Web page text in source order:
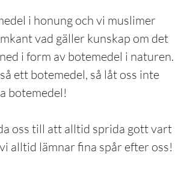
i honung och vi muslimer
vad gäller kunskap om det
i form av botemedel i naturen.
ett botemedel, så låt oss inte
botemedel!
oss till att alltid sprida gott vart
alltid lämnar fina spår efter oss!